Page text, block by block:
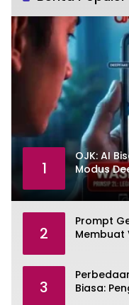
1
OJK: AI
Modus
2
Prompt
Membuat
3
Biasa: